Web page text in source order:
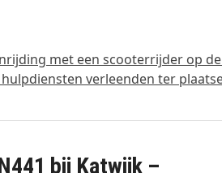
met een scooterrijder op de
verleenden ter
bij Katwijk –